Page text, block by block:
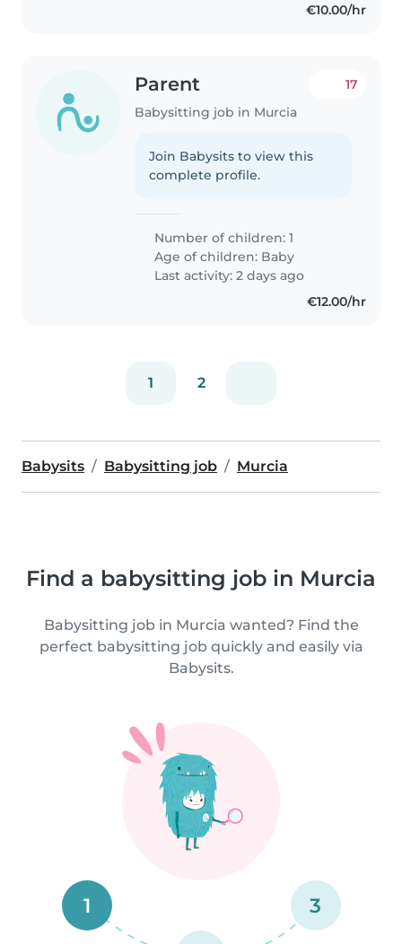
€10.00/hr
Parent
Babysitting job in Murcia
17
Join Babysits to view this
complete profile.
Number of children: 1
Age of children: Baby
Last activity: 2 days ago
€12.00/hr
1 2
Babysits Babysitting job Murcia
Find a babysitting job in Murcia
Babysitting job in Murcia wanted? Find the
perfect babysitting job quickly and easily via
Babysits.
1 3